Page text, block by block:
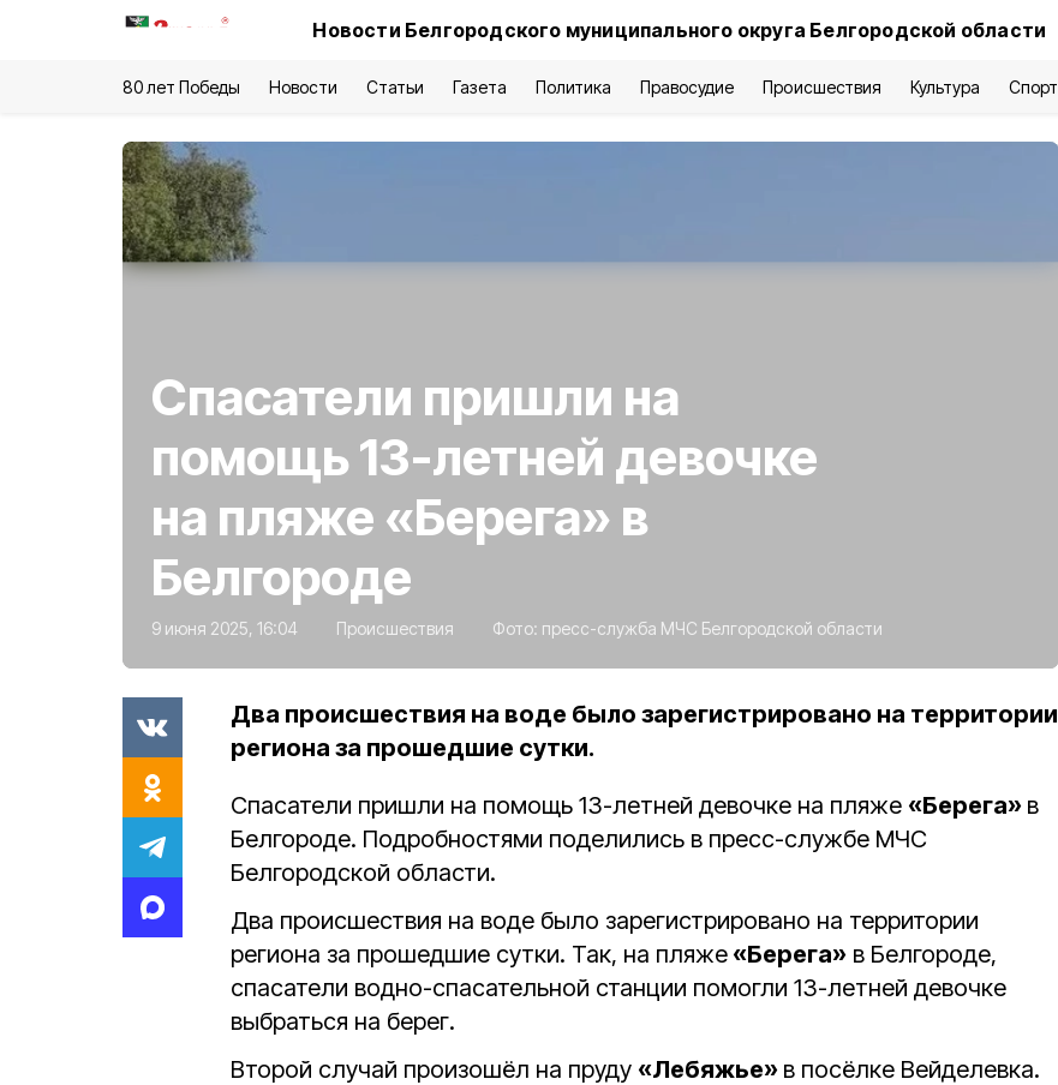
Новости Белгородского муниципального округа Белгородской области
80 лет Победы Новости Статьи Газета Политика Правосудие Происшествия Культура Спорт
Спасатели пришли на
помощь 13-летней девочке
на пляже «Берега» в
Белгороде
9 июня 2025, 16:04 Происшествия Фото: пресс-служба МЧС Белгородской области
Два происшествия на воде было зарегистрировано на территории
региона за прошедшие сутки.
Спасатели пришли на помощь 13-летней девочке на пляже «Берега» в
Белгороде. Подробностями поделились в пресс-службе МЧС
Белгородской области.
Два происшествия на воде было зарегистрировано на территории
региона за прошедшие сутки. Так, на пляже «Берега» в Белгороде,
спасатели водно-спасательной станции помогли 13-летней девочке
выбраться на берег.
Второй случай произошёл на пруду «Лебяжье» в посёлке Вейделевка.